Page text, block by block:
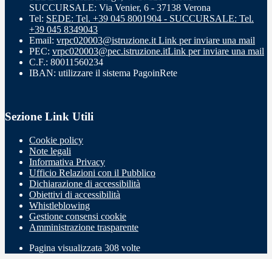
SUCCURSALE: Via Venier, 6 - 37138 Verona
Tel: SEDE: Tel. +39 045 8001904 - SUCCURSALE: Tel.
+39 045 8349043
Email: vrpc020003@istruzione.it Link per inviare una mail
PEC: vrpc020003@pec.istruzione.itLink per inviare una mail
C.F.: 80011560234
IBAN: utilizzare il sistema PagoinRete
Sezione Link Utili
Cookie policy
Note legali
Informativa Privacy
Ufficio Relazioni con il Pubblico
Dichiarazione di accessibilità
Obiettivi di accessibilità
Whistleblowing
Gestione consensi cookie
Amministrazione trasparente
Pagina visualizzata 308 volte